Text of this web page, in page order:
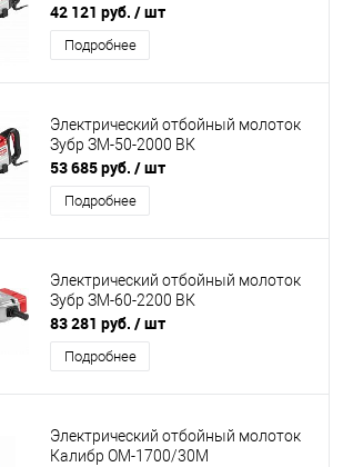
42 121 руб. / шт
Подробнее
Электрический отбойный молоток
Зубр ЗМ-50-2000 ВК
53 685 руб. / шт
Подробнее
Электрический отбойный молоток
Зубр ЗМ-60-2200 ВК
83 281 руб. / шт
Подробнее
Электрический отбойный молоток
Калибр ОМ-1700/30М